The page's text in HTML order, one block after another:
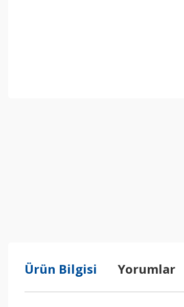
Ürün Bilgisi Yorumlar